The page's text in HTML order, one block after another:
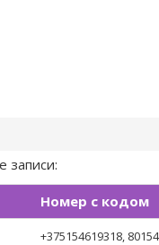
записи:
Номер с кодом
+375154619318 ,